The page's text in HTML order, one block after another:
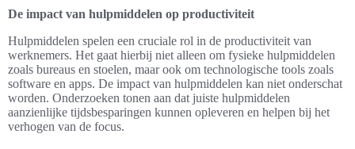
De impact van hulpmiddelen op productiviteit
Hulpmiddelen spelen een cruciale rol in de productiviteit van
werknemers. Het gaat hierbij niet alleen om fysieke hulpmiddelen
zoals bureaus en stoelen, maar ook om technologische tools zoals
software en apps. De impact van hulpmiddelen kan niet onderschat
worden. Onderzoeken tonen aan dat juiste hulpmiddelen
aanzienlijke tijdsbesparingen kunnen opleveren en helpen bij het
verhogen van de focus.